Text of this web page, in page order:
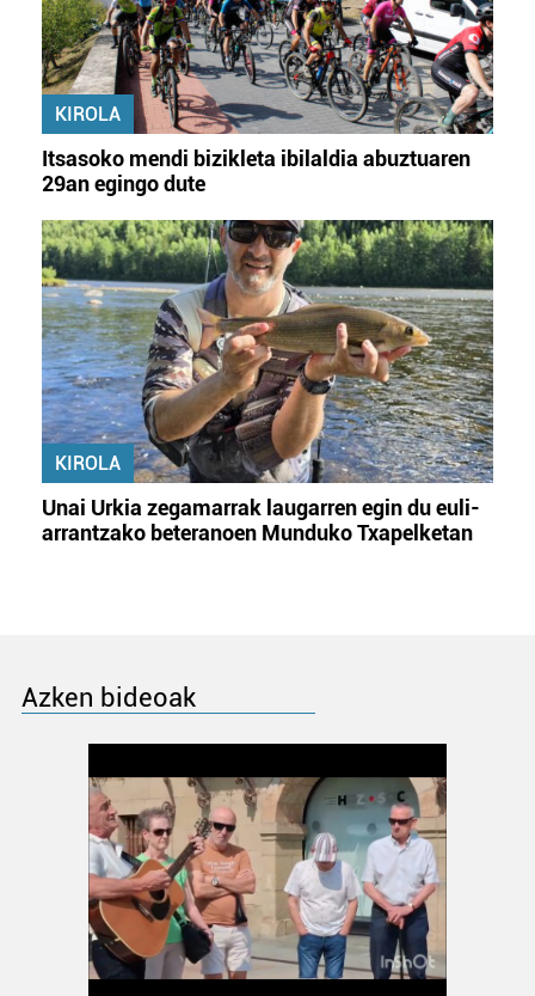
KIROLA
Itsasoko mendi bizikleta ibilaldia abuztuaren
29an egingo dute
KIROLA
Unai Urkia zegamarrak laugarren egin du euli-
arrantzako beteranoen Munduko Txapelketan
Azken bideoak